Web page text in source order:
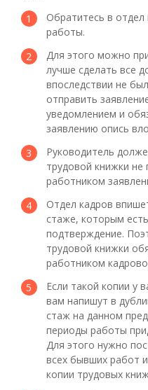
Обратитесь в
работы.
Для этого можно
лучше сделать все
впоследствии не
отправить
уведомлением и
заявлению опись
Руководитель
трудовой книжки не
работником
Отдел кадров
стаже, которым
подтверждение.
трудовой книжки
работником
Если такой копии у
вам напишут в
стаж на данном
периоды работы
Для этого нужно
всех бывших работ
копии трудовых